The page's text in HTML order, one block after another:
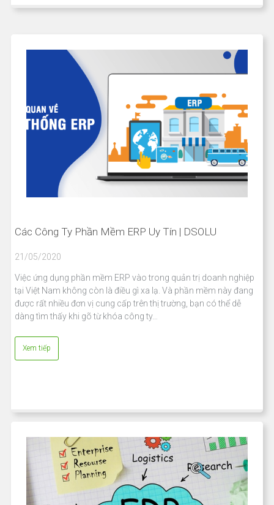
Các Công Ty Phần Mềm ERP Uy Tín | DSOLU
21/05/2020
Việc ứng dụng phần mềm ERP vào trong quản trị doanh nghiệp
tại Việt Nam không còn là điều gì xa lạ. Và phần mềm này đang
được rất nhiều đơn vị cung cấp trên thị trường, bạn có thể dễ
dàng tìm thấy khi gõ từ khóa công ty…
Xem tiếp